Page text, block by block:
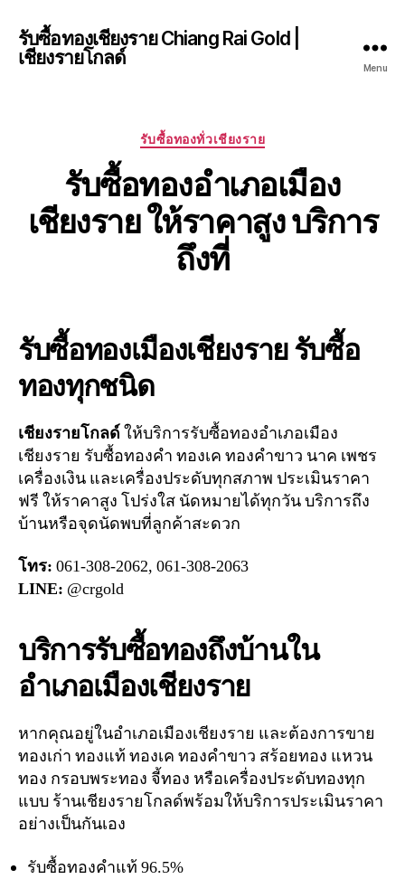
รับซื้อทองเชียงราย Chiang Rai Gold |
เชียงรายโกลด์
Menu
Categories
รับซื้อทองทั่วเชียงราย
รับซื้อทองอำเภอเมือง
เชียงราย ให้ราคาสูง บริการ
ถึงที่
รับซื้อทองเมืองเชียงราย รับซื้อ
ทองทุกชนิด
เชียงรายโกลด์ ให้บริการรับซื้อทองอำเภอเมือง
เชียงราย รับซื้อทองคำ ทองเค ทองคำขาว นาค เพชร
เครื่องเงิน และเครื่องประดับทุกสภาพ ประเมินราคา
ฟรี ให้ราคาสูง โปร่งใส นัดหมายได้ทุกวัน บริการถึง
บ้านหรือจุดนัดพบที่ลูกค้าสะดวก
โทร: 061-308-2062, 061-308-2063
LINE: @crgold
บริการรับซื้อทองถึงบ้านใน
อำเภอเมืองเชียงราย
หากคุณอยู่ในอำเภอเมืองเชียงราย และต้องการขาย
ทองเก่า ทองแท้ ทองเค ทองคำขาว สร้อยทอง แหวน
ทอง กรอบพระทอง จี้ทอง หรือเครื่องประดับทองทุก
แบบ ร้านเชียงรายโกลด์พร้อมให้บริการประเมินราคา
อย่างเป็นกันเอง
รับซื้อทองคำแท้ 96.5%